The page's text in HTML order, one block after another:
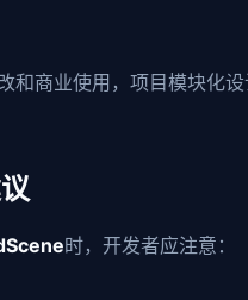
和商业使用，项目模块化
时，开发者应注意：